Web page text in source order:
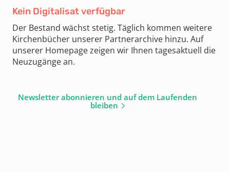
Kein Digitalisat verfügbar
Der Bestand wächst stetig. Täglich kommen weitere
Kirchenbücher unserer Partnerarchive hinzu. Auf
unserer Homepage zeigen wir Ihnen tagesaktuell die
Neuzugänge an.
Newsletter abonnieren und auf dem Laufenden
bleiben